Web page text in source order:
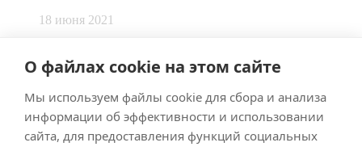
О файлах cookie на этом сайте
Мы используем файлы cookie для сбора и анализа
информации об эффективности и использовании
сайта, для предоставления функций социальных
18 июня 2021
Made bySmart Team
ImpressumDatenschutz
Подписывайтесь на меня в Телеграм